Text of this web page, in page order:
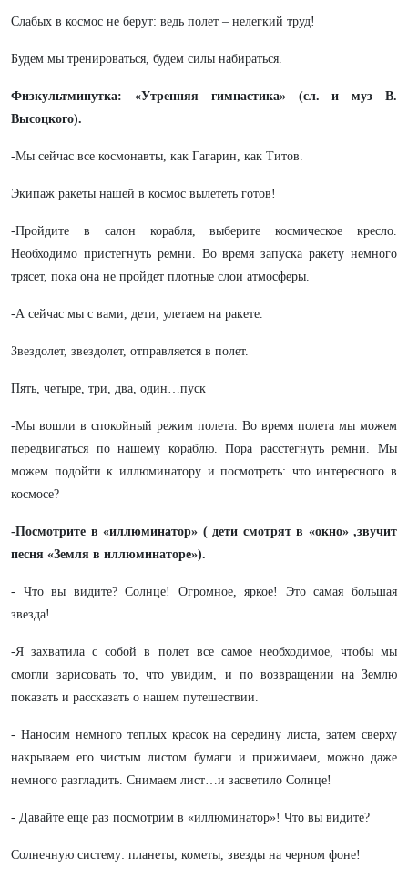
Слабых в космос не берут: ведь полет – нелегкий труд!
Будем мы тренироваться, будем силы набираться.
Физкультминутка: «Утренняя гимнастика» (сл. и муз В.
Высоцкого).
-Мы сейчас все космонавты, как Гагарин, как Титов.
Экипаж ракеты нашей в космос вылететь готов!
-Пройдите в салон корабля, выберите космическое кресло.
Необходимо пристегнуть ремни. Во время запуска ракету немного
трясет, пока она не пройдет плотные слои атмосферы.
-А сейчас мы с вами, дети, улетаем на ракете.
Звездолет, звездолет, отправляется в полет.
Пять, четыре, три, два, один…пуск
-Мы вошли в спокойный режим полета. Во время полета мы можем
передвигаться по нашему кораблю. Пора расстегнуть ремни. Мы
можем подойти к иллюминатору и посмотреть: что интересного в
космосе?
-Посмотрите в «иллюминатор» ( дети смотрят в «окно» ,звучит
песня «Земля в иллюминаторе»).
- Что вы видите? Солнце! Огромное, яркое! Это самая большая
звезда!
-Я захватила с собой в полет все самое необходимое, чтобы мы
смогли зарисовать то, что увидим, и по возвращении на Землю
показать и рассказать о нашем путешествии.
- Наносим немного теплых красок на середину листа, затем сверху
накрываем его чистым листом бумаги и прижимаем, можно даже
немного разгладить. Снимаем лист…и засветило Солнце!
- Давайте еще раз посмотрим в «иллюминатор»! Что вы видите?
Солнечную систему: планеты, кометы, звезды на черном фоне!